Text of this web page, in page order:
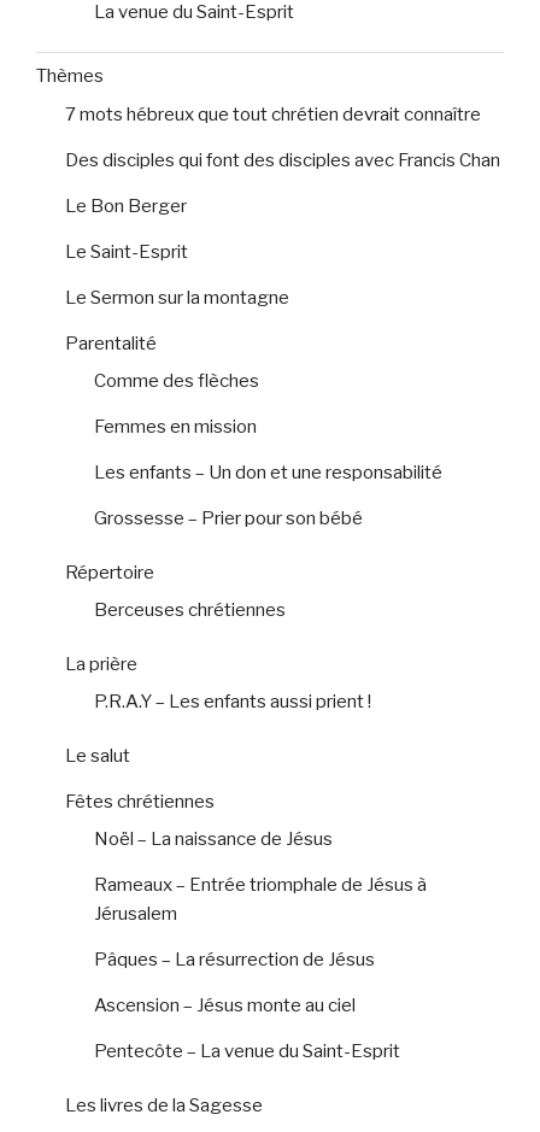
La venue du Saint-Esprit
Thèmes
7 mots hébreux que tout chrétien devrait connaître
Des disciples qui font des disciples avec Francis Chan
Le Bon Berger
Le Saint-Esprit
Le Sermon sur la montagne
Parentalité
Comme des flèches
Femmes en mission
Les enfants – Un don et une responsabilité
Grossesse – Prier pour son bébé
Répertoire
Berceuses chrétiennes
La prière
P.R.A.Y – Les enfants aussi prient !
Le salut
Fêtes chrétiennes
Noël – La naissance de Jésus
Rameaux – Entrée triomphale de Jésus à
Jérusalem
Pâques – La résurrection de Jésus
Ascension – Jésus monte au ciel
Pentecôte – La venue du Saint-Esprit
Les livres de la Sagesse